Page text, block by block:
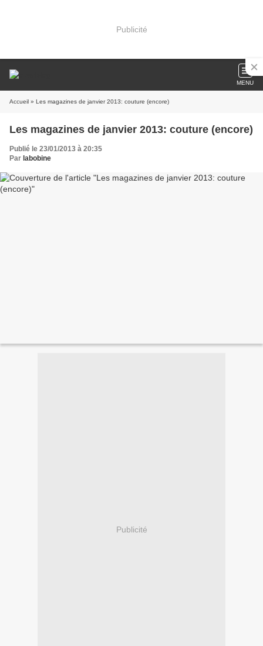
Publicité
MENU
Accueil » Les magazines de janvier 2013: couture (encore)
Les magazines de janvier 2013: couture (encore)
Publié le 23/01/2013 à 20:35
Par labobine
Publicité